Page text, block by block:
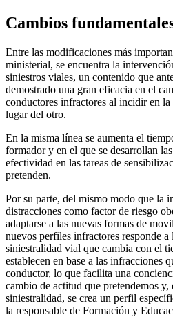
Cambios
Entre las modificaciones más
ministerial, se encuentra la
siniestros viales, un contenido que
demostrado una gran eficacia en el
conductores infractores al incidir en la
lugar del otro.
En la misma línea se aumenta el
formador y en el que se desarrollan
efectividad en las tareas de
pretenden.
Por su parte, del mismo modo que la
distracciones como factor de riesgo
adaptarse a las nuevas formas de
nuevos perfiles infractores responde a
siniestralidad vial que cambia con el
establecen en base a las infracciones
conductor, lo que facilita una
cambio de actitud que pretendemos y,
siniestralidad, se crea un perfil
la responsable de Formación y